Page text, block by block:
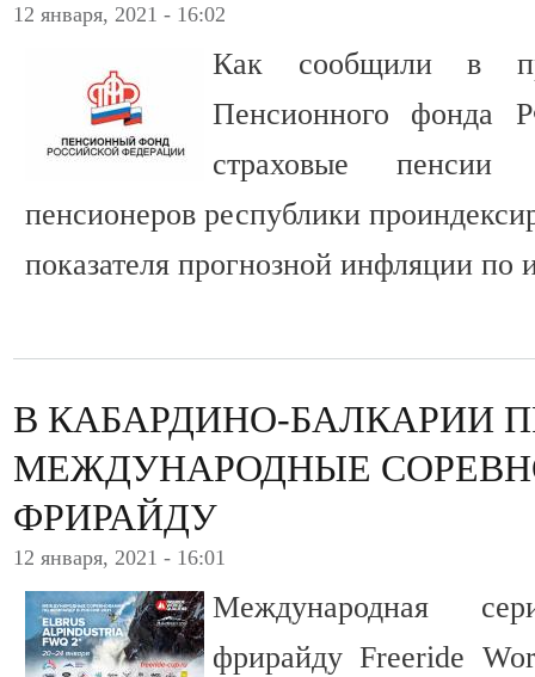
12 января, 2021 - 16:02
Как сообщили в
Пенсионного
страховые пенсии
пенсионеров республики
показателя прогнозной инфляции по
В КАБАРДИНО-БАЛКАРИИ
МЕЖДУНАРОДНЫЕ
ФРИРАЙДУ
12 января, 2021 - 16:01
Международная
фрирайду Freeride